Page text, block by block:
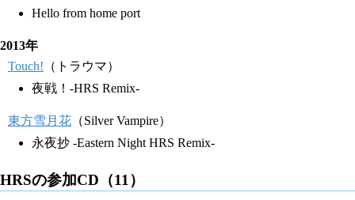
Hello from home port
2013年
Touch! （トラウマ）
夜戦！-HRS Remix-
東方雪月花 （Silver Vampire）
永夜抄 -Eastern Night HRS Remix-
HRSの参加CD（11）